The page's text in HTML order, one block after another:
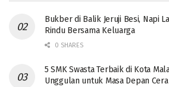
Bukber di Balik Jeruji Besi, Napi
Rindu Bersama Keluarga
0 SHARES
5 SMK Swasta Terbaik di Kota
Unggulan untuk Masa Depan